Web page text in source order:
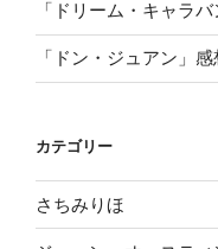
「ドリーム・キャラ
「ドン・ジュアン」感
カテゴリー
さちみりほ